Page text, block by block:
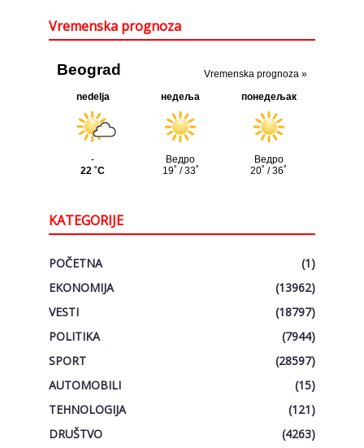
Vremenska prognoza
KATEGORIJE
POČETNA
(1)
EKONOMIJA
(13962)
VESTI
(18797)
POLITIKA
(7944)
SPORT
(28597)
AUTOMOBILI
(15)
TEHNOLOGIJA
(121)
DRUŠTVO
(4263)